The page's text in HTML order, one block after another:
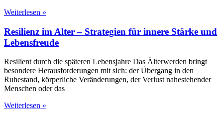
Weiterlesen »
Resilienz im Alter – Strategien für innere Stärke und
Lebensfreude
Resilient durch die späteren Lebensjahre Das Älterwerden bringt
besondere Herausforderungen mit sich: der Übergang in den
Ruhestand, körperliche Veränderungen, der Verlust nahestehender
Menschen oder das
Weiterlesen »